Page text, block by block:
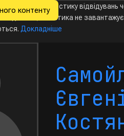
контентустатистику відвідувань
аналітика не
Докладніше